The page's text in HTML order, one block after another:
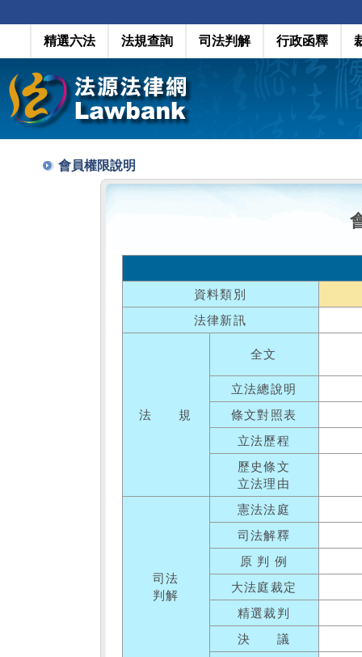
精選六法 法規查詢 司法判解 行政函釋
會員權限說明
資料類別
法律新訊
法 規
全文
立法總說明
條文對照表
立法歷程
歷史條文
立法理由
司法
判解
憲法法庭
司法解釋
原 判 例
大法庭裁定
精選裁判
決 議